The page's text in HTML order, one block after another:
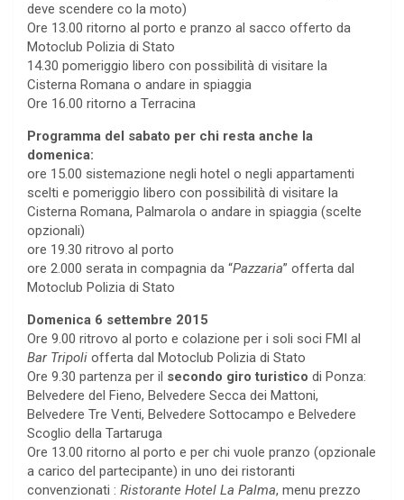
deve scendere co la moto)
Ore 13.00 ritorno al porto e pranzo al sacco offerto da
Motoclub Polizia di Stato
14.30 pomeriggio libero con possibilità di visitare la
Cisterna Romana o andare in spiaggia
Ore 16.00 ritorno a Terracina
Programma del sabato per chi resta anche la
domenica:
ore 15.00 sistemazione negli hotel o negli appartamenti
scelti e pomeriggio libero con possibilità di visitare la
Cisterna Romana, Palmarola o andare in spiaggia (scelte
opzionali)
ore 19.30 ritrovo al porto
ore 2.000 serata in compagnia da “Pazzaria” offerta dal
Motoclub Polizia di Stato
Domenica 6 settembre 2015
Ore 9.00 ritrovo al porto e colazione per i soli soci FMI al
Bar Tripoli offerta dal Motoclub Polizia di Stato
Ore 9.30 partenza per il secondo giro turistico di Ponza:
Belvedere del Fieno, Belvedere Secca dei Mattoni,
Belvedere Tre Venti, Belvedere Sottocampo e Belvedere
Scoglio della Tartaruga
Ore 13.00 ritorno al porto e per chi vuole pranzo (opzionale
a carico del partecipante) in uno dei ristoranti
convenzionati : Ristorante Hotel La Palma, menu prezzo